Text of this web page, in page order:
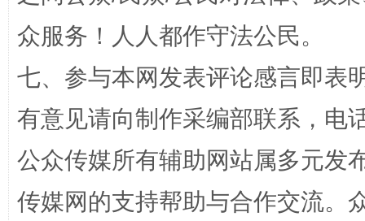
完善运行机制助力责任有效落实 一纸欠
众服务！人人都作守法公民。
七、参与本网发表评论感言即表
有意见请向制作采编部联系，电
公众传媒所有辅助网站属多元发
传媒网的支持帮助与合作交流。